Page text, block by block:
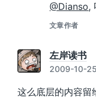
@Dianso,
文章作者
左岸读书
2009-10-
这么底层的内容留